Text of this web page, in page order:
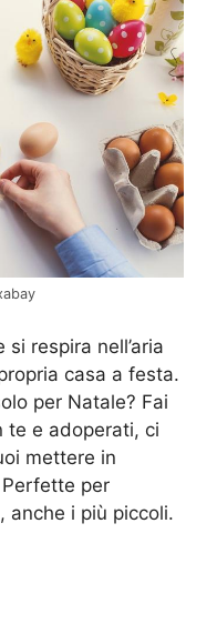
respira nell’aria
casa a festa.
per Natale? Fai
te e adoperati, ci
mettere in
per
anche i più piccoli.